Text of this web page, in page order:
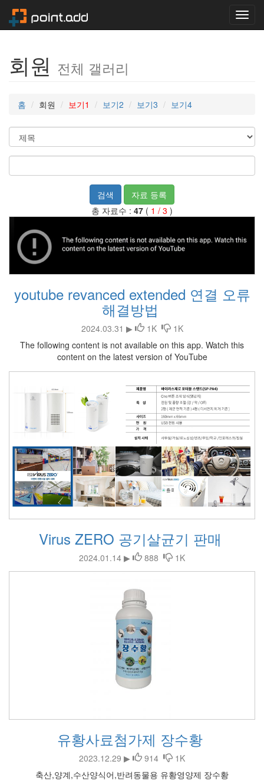
회원 전체 갤러리
홈 회원 보기1 보기2 보기3 보기4
검색
자료 등록
총 자료수 : 47 ( 1 / 3 )
youtube revanced extended 연결 오류
해결방법
2024.03.31 ▶ 1K
1K
The following content is not available on this app. Watch this
content on the latest version of YouTube
Virus ZERO 공기살균기 판매
2024.01.14 ▶ 888 1K
유황사료첨가제 장수황
2023.12.29 ▶ 914
1K
축산,양계,수산양식어,반려동물용 유황영양제 장수황